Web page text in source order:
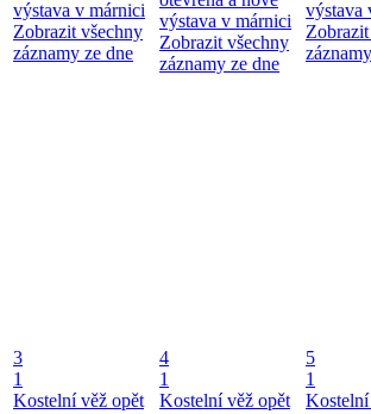
výstava v márnici
Zobrazit všechny
záznamy ze dne
výstava v márnici
Zobrazit všechny
záznamy ze dne
výstava
3
1
Kostelní věž opět
4
1
Kostelní věž opět
5
1